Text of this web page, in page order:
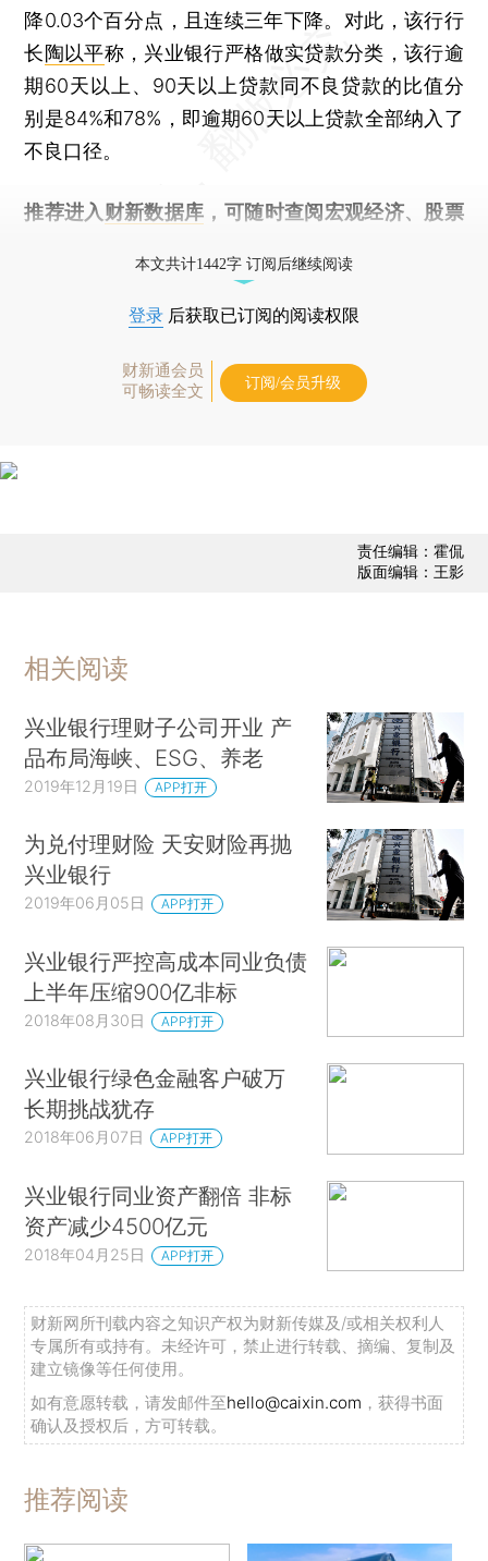
降0.03个百分点，且连续三年下降。对此，该行行
长陶以平称，兴业银行严格做实贷款分类，该行逾
期60天以上、90天以上贷款同不良贷款的比值分
别是84%和78%，即逾期60天以上贷款全部纳入了
不良口径。
推荐进入 财新数据库 ，可随时查阅宏观经济、股票
本文共计1442字 订阅后继续阅读
登录 后获取已订阅的阅读权限
财新通会员
可畅读全文
订阅/会员升级
责任编辑：霍侃
版面编辑：王影
相关阅读
兴业银行理财子公司开业 产
品布局海峡、ESG、养老
2019年12月19日 APP打开
为兑付理财险 天安财险再抛
兴业银行
2019年06月05日 APP打开
兴业银行严控高成本同业负债
上半年压缩900亿非标
2018年08月30日 APP打开
兴业银行绿色金融客户破万
长期挑战犹存
2018年06月07日 APP打开
兴业银行同业资产翻倍 非标
资产减少4500亿元
2018年04月25日 APP打开
财新网所刊载内容之知识产权为财新传媒及/或相关权利人
专属所有或持有。未经许可，禁止进行转载、摘编、复制及
建立镜像等任何使用。
如有意愿转载，请发邮件至hello@caixin.com ，获得书面
确认及授权后，方可转载。
推荐阅读